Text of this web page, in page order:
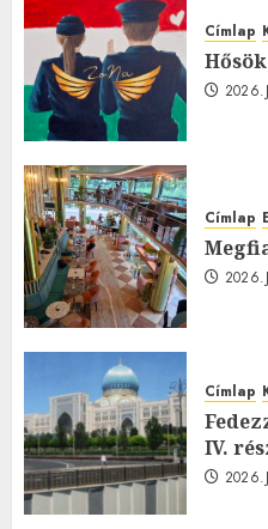
Címlap
Címlap
Címlap
IV.